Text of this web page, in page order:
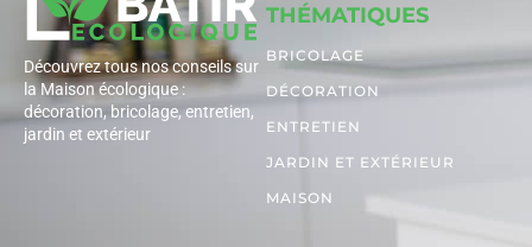
Découvrez tous nos conseils sur
la Maison écologique :
décoration, bricolage, entretien,
jardin et extérieur
THÉMATIQUES
BRICOLAGE
DÉCORATION
ENTRETIEN
JARDIN ET EXTÉRIEUR
MAISON